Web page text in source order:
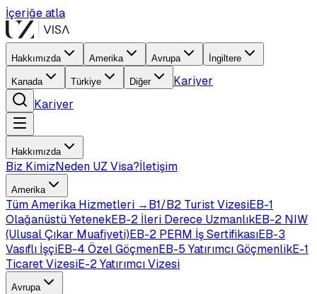
İçeriğe atla
Hakkımızda Amerika Avrupa İngiltere
Kanada Türkiye Diğer
Kariyer
Kariyer
Hakkımızda
Biz KimizNeden UZ Visa?İletişim
Amerika
TümAmerika Hizmetleri →B1/B2 Turist VizesiEB-1
Olağanüstü YetenekEB-2 İleri Derece UzmanlıkEB-2 NIW
(Ulusal Çıkar Muafiyeti)EB-2 PERM İş SertifikasıEB-3
Vasıflı İşçiEB-4 Özel GöçmenEB-5 Yatırımcı GöçmenlikE-1
Ticaret VizesiE-2 Yatırımcı Vizesi
Avrupa